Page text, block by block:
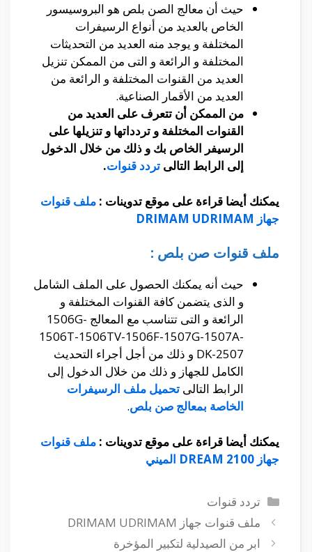
حيث أن معالج الصن بلص هو البروسيسور
الخاص بالعديد من أنواع الرسيفرات
المختلفة و يوجد منه العديد من التحديثات
المختلفة و الرائعة و التى من الممكن تنزيل
العديد من القنوات المختلفة و الرائعة من
العديد من الأقمار الصناعية.
من الممكن أن تتعرف على العديد من
القنوات المختلفة و تردداتها و تنزيلها على
الرسيفر الخاص بك و ذلك من خلال الدخول
إلى الرابط التالى تردد قنوات.
يمكنك أيضا قراءة على موقع تدوينات : ملف قنوات
جهاز DRIMAM UDRIMAM
ملف قنوات صن بلص :
حيث أنه يمكنك الحصول على الملف الشامل
و الذى يتضمن كافة القنوات المختلفة و
الرائعة و التى تتناسب مع المعالج 1506G-
1506T-1506TV-1506F-1507G-1507A-
DK-2507 و ذلك من أجل أجراء التحديث
الكامل للجهاز و ذلك من خلال الدخول إلى
الرابط التالى تحميل ملف الرسيفرات
الخاصة بمعالج صن بلص.
يمكنك أيضا قراءة على موقع تدوينات : ملف قنوات
جهاز DREAM 2100 الميني
التصنيفات
تردد قنوات
ملف قنوات جهاز DRIMAM UDRIMAM
ابر من الصيدلية لتكبير المؤخرة